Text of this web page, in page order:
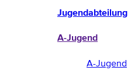
Jugendabteilung
A-Jugend
A-Jugend